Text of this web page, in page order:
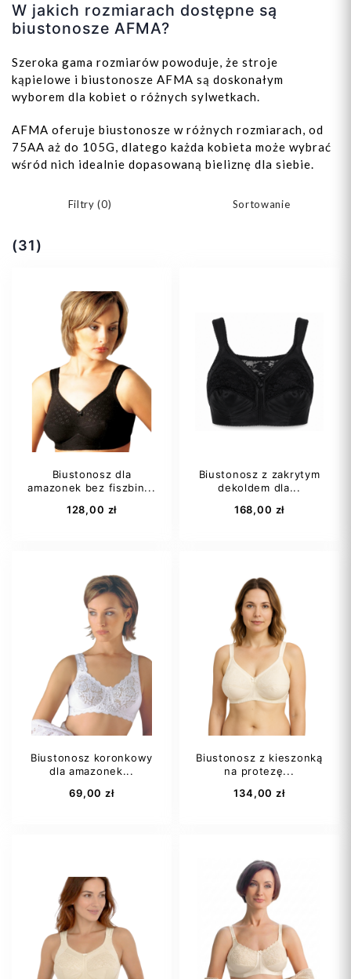
W jakich rozmiarach dostępne są
biustonosze AFMA?
Szeroka gama rozmiarów powoduje, że stroje
kąpielowe i biustonosze AFMA są doskonałym
wyborem dla kobiet o różnych sylwetkach.
AFMA oferuje biustonosze w różnych rozmiarach, od
75AA aż do 105G, dlatego każda kobieta może wybrać
wśród nich idealnie dopasowaną bieliznę dla siebie.
Filtry (0) Sortowanie
(31)
Biustonosz dla
amazonek bez fiszbin...
128,00 zł
90A
Lewa
Dodaj do koszyka
Biustonosz z zakrytym
dekoldem dla...
168,00 zł
80B
Prawa
Dodaj do koszyka
Biustonosz koronkowy
dla amazonek...
69,00 zł
75B 80AA
prawa
Biustonosz z kieszonką
na protezę...
134,00 zł
100A
100B
Lewa